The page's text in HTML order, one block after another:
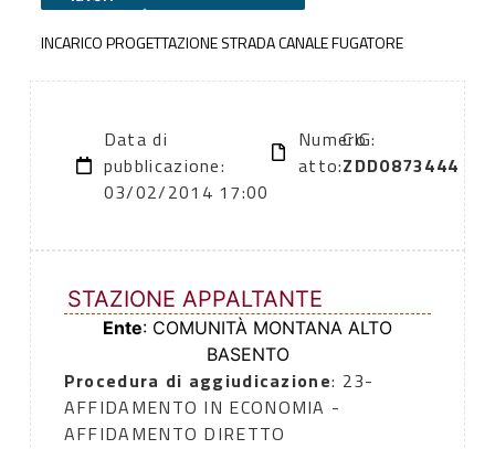
INCARICO PROGETTAZIONE STRADA CANALE FUGATORE
Data di
pubblicazione:
03/02/2014 17:00
Numero
atto:
CIG:
ZDD0873444
STAZIONE APPALTANTE
Ente: COMUNITÀ MONTANA ALTO
BASENTO
Procedura di aggiudicazione: 23-
AFFIDAMENTO IN ECONOMIA -
AFFIDAMENTO DIRETTO